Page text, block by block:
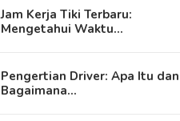
Jam Kerja Tiki Terbaru:
Mengetahui Waktu…
Pengertian Driver: Apa Itu dan
Bagaimana…